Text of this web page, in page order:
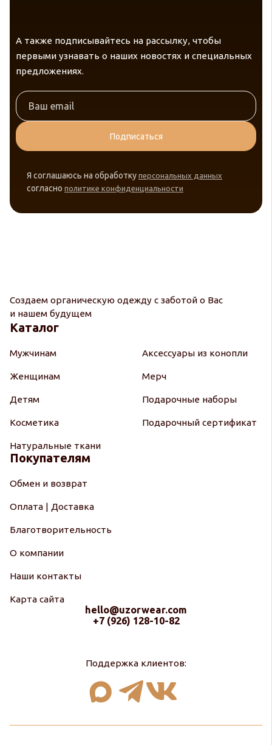
А также подписывайтесь на рассылку, чтобы
первыми узнавать о наших новостях и специальных
предложениях.
Подписаться
Я соглашаюсь на обработку персональных данных
согласно политике конфиденциальности
Создаем органическую одежду с заботой о Вас
и нашем будущем
Каталог
Мужчинам
Женщинам
Детям
Косметика
Натуральные ткани
Аксессуары из конопли
Мерч
Подарочные наборы
Подарочный сертификат
Покупателям
Обмен и возврат
Оплата | Доставка
Благотворительность
О компании
Наши контакты
Карта сайта
hello@uzorwear.com
+7 (926) 128-10-82
Поддержка клиентов: